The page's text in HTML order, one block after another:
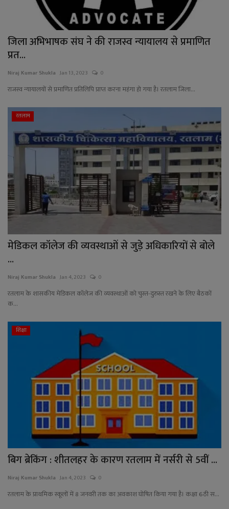
जिला अभिभाषक संघ ने की राजस्व न्यायालय से प्रमाणित
प्रत...
Niraj Kumar Shukla Jan 13, 2023 0
राजस्व न्यायालयों से प्रमाणित प्रतिलिपि प्राप्त करना महंगा हो गया है। रतलाम जिला...
रतलाम
मेडिकल कॉलेज की व्यवस्थाओं से जुड़े अधिकारियों से बोले
...
Niraj Kumar Shukla Jan 4, 2023 0
रतलाम के शासकीय मेडिकल कॉलेज की व्यवस्थाओं को चुस्त-दुरुस्त रखने के लिए बैठकों
क...
शिक्षा
बिग ब्रेकिंग : शीतलहर के कारण रतलाम में नर्सरी से 5वीं ...
Niraj Kumar Shukla Jan 4, 2023 0
रतलाम के प्राथमिक स्कूलों में 8 जनवरी तक का अवकाश घोषित किया गया है। कक्षा 6ठी स...